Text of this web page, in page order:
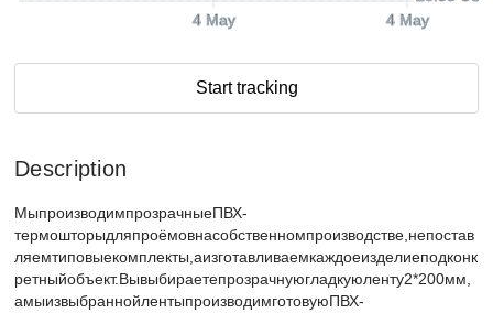
4 May 4 May
Start tracking
Description
МыпроизводимпрозрачныеПВХ-
термошторыдляпроёмовнасобственномпроизводстве,непостав
ляемтиповыекомплекты,аизготавливаемкаждоеизделиеподконк
ретныйобъект.Вывыбираетепрозрачнуюгладкуюленту2*200мм,
амыизвыбраннойлентыпроизводимготовуюПВХ-